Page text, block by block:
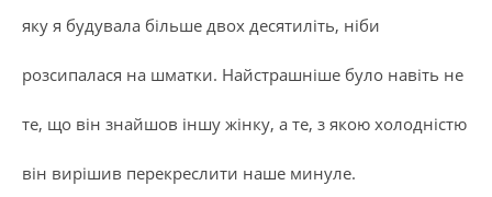
яку я будувала більше двох десятиліть, ніби
розсипалася на шматки. Найстрашніше було навіть не
те, що він знайшов іншу жінку, а те, з якою холодністю
він вирішив перекреслити наше минуле.